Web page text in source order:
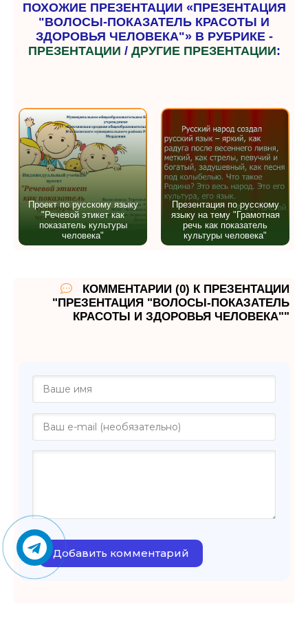
ПОХОЖИЕ ПРЕЗЕНТАЦИИ «ПРЕЗЕНТАЦИЯ
"ВОЛОСЫ-ПОКАЗАТЕЛЬ КРАСОТЫ И
ЗДОРОВЬЯ ЧЕЛОВЕКА"» В РУБРИКЕ -
ПРЕЗЕНТАЦИИ / ДРУГИЕ ПРЕЗЕНТАЦИИ:
Проект по русскому языку
"Речевой этикет как
показатель культуры
человека"
Презентация по русскому
языку на тему "Грамотная
речь как показатель
культуры человека"
КОММЕНТАРИИ (0) К ПРЕЗЕНТАЦИИ
"ПРЕЗЕНТАЦИЯ "ВОЛОСЫ-ПОКАЗАТЕЛЬ
КРАСОТЫ И ЗДОРОВЬЯ ЧЕЛОВЕКА""
Добавить комментарий